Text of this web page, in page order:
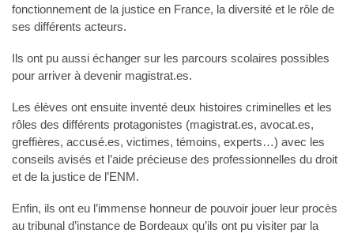
fonctionnement de la justice en France, la diversité et le rôle de
ses différents acteurs.
Ils ont pu aussi échanger sur les parcours scolaires possibles
pour arriver à devenir magistrat.es.
Les élèves ont ensuite inventé deux histoires criminelles et les
rôles des différents protagonistes (magistrat.es, avocat.es,
greffières, accusé.es, victimes, témoins, experts…) avec les
conseils avisés et l’aide précieuse des professionnelles du droit
et de la justice de l’ENM.
Enfin, ils ont eu l’immense honneur de pouvoir jouer leur procès
au tribunal d’instance de Bordeaux qu’ils ont pu visiter par la